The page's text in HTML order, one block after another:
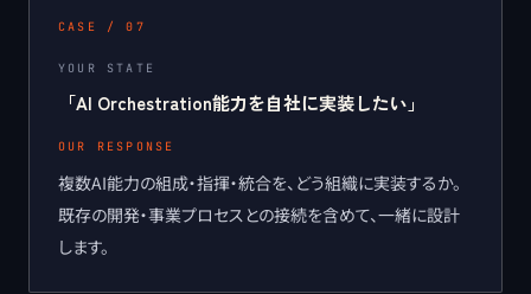
CASE /07
YOUR STATE
「AI Orchestration能力を自社に実装したい 」
OUR RESPONSE
複数AI能力の組成・指揮・統合を、どう組織に実装するか。
既存の開発・事業プロセスとの接続を含めて、一緒に設計
します。